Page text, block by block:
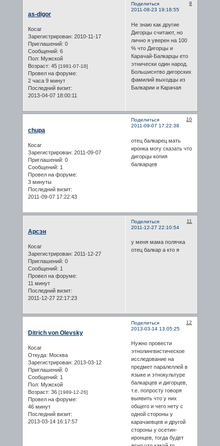
Поделиться
9
2011-08-23 19:18:55
as-digor
Косаг
Зарегистрирован: 2010-11-17
Приглашений: 0
Сообщений: 6
Пол: Мужской
Возраст: 45 [1981-07-18]
Провел на форуме:
2 часа 9 минут
Последний визит:
2013-04-07 18:00:11
Не знаю как другие
Дигорцы считают, но
лично я уверен на 100
% что Дигорцы и
Карачай-Балкарцы ето
этнически один народ.
Большиснтво дигорских
фамилий выходцы из
Балкарии и Карачая
Поделиться
10
2011-09-07 17:22:38
chupa
Косаг
Зарегистрирован: 2011-09-07
Приглашений: 0
Сообщений: 1
Провел на форуме:
3 минуты
Последний визит:
2011-09-07 17:22:43
отец балкарец мать
иронка могу сказать что
дигорцы копия
балкарцев
Поделиться
11
2011-12-27 22:10:54
Арсэн
Косаг
Зарегистрирован: 2011-12-27
Приглашений: 0
Сообщений: 1
Провел на форуме:
11 минут
Последний визит:
2011-12-27 22:17:23
у меня мама полячка
отец балкар а кто я
Поделиться
12
2013-03-14 13:05:25
Ditrich von Olevsky
Косаг
Откуда: Москва
Зарегистрирован: 2013-03-12
Приглашений: 0
Сообщений: 1
Пол: Мужской
Возраст: 36 [1989-12-26]
Провел на форуме:
46 минут
Последний визит:
2013-03-14 16:17:57
Нужно провести
этнолингвистическое
исследование на
предмет паралеллей в
языке и этнокультуре
балкарцев и дигорцев,
т.е. попросту говоря
выявить что у них
общего и чего нету с
одной стороны у
карачаевцев и другой
стороны у осетин-
иронцев, тогда будет